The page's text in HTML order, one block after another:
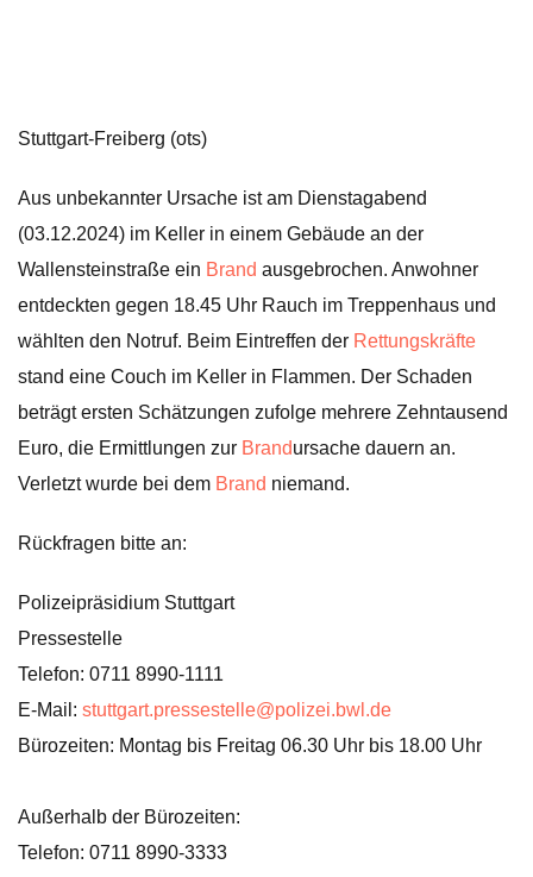
Stuttgart-Freiberg (ots)
Aus unbekannter Ursache ist am Dienstagabend
(03.12.2024) im Keller in einem Gebäude an der
Wallensteinstraße ein Brand ausgebrochen. Anwohner
entdeckten gegen 18.45 Uhr Rauch im Treppenhaus und
wählten den Notruf. Beim Eintreffen der Rettungskräfte
stand eine Couch im Keller in Flammen. Der Schaden
beträgt ersten Schätzungen zufolge mehrere Zehntausend
Euro, die Ermittlungen zur Brandursache dauern an.
Verletzt wurde bei dem Brand niemand.
Rückfragen bitte an:
Polizeipräsidium Stuttgart
Pressestelle
Telefon: 0711 8990-1111
E-Mail: stuttgart.pressestelle@polizei.bwl.de
Bürozeiten: Montag bis Freitag 06.30 Uhr bis 18.00 Uhr
Außerhalb der Bürozeiten:
Telefon: 0711 8990-3333